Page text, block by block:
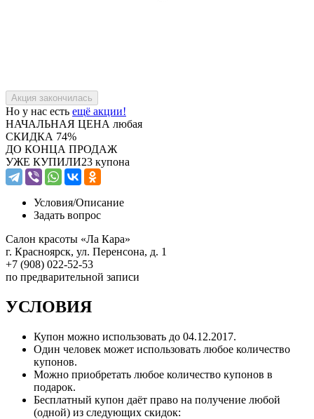
Но у нас есть ещё акции!
НАЧАЛЬНАЯ ЦЕНА любая
СКИДКА 74%
ДО КОНЦА ПРОДАЖ
УЖЕ КУПИЛИ23 купона
Условия/Описание
Задать вопрос
Салон красоты «Ла Кара»
г. Красноярск, ул. Перенсона, д. 1
+7 (908) 022-52-53
по предварительной записи
УСЛОВИЯ
Купон можно использовать до 04.12.2017.
Один человек может использовать любое количество
купонов.
Можно приобретать любое количество купонов в
подарок.
Бесплатный купон даёт право на получение любой
(одной) из следующих скидок: